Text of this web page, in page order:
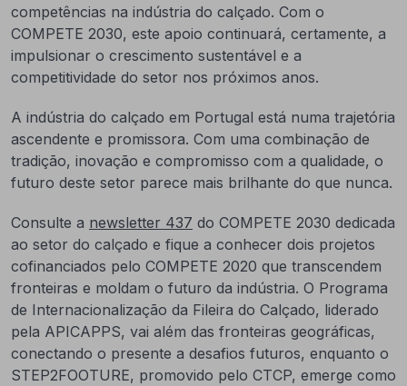
competências na indústria do calçado. Com o
COMPETE 2030, este apoio continuará, certamente, a
impulsionar o crescimento sustentável e a
competitividade do setor nos próximos anos.
A indústria do calçado em Portugal está numa trajetória
ascendente e promissora. Com uma combinação de
tradição, inovação e compromisso com a qualidade, o
futuro deste setor parece mais brilhante do que nunca.
Consulte a newsletter 437 do COMPETE 2030 dedicada
ao setor do calçado e fique a conhecer dois projetos
cofinanciados pelo COMPETE 2020 que transcendem
fronteiras e moldam o futuro da indústria. O Programa
de Internacionalização da Fileira do Calçado, liderado
pela APICAPPS, vai além das fronteiras geográficas,
conectando o presente a desafios futuros, enquanto o
STEP2FOOTURE, promovido pelo CTCP, emerge como